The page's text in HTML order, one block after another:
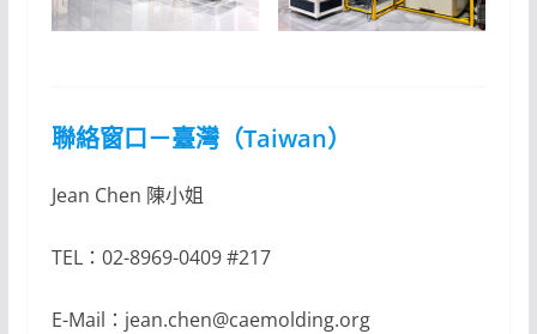
聯絡窗口－臺灣（Taiwan）
Jean Chen 陳小姐
TEL：02-8969-0409 #217
E-Mail：jean.chen@caemolding.org